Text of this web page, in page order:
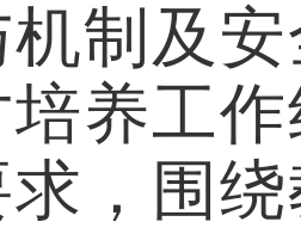
机制及
培养工
求，围